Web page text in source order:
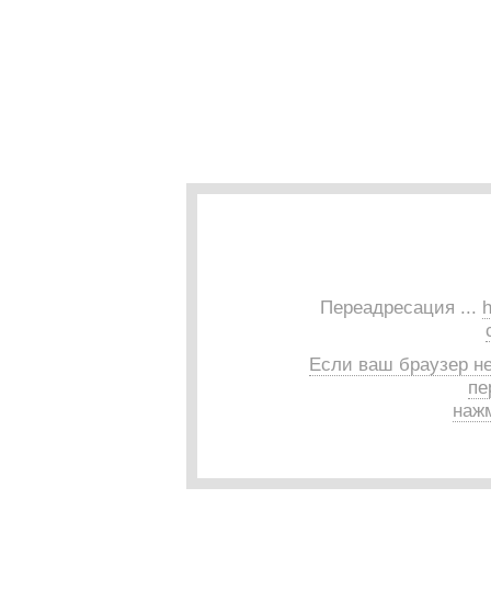
Переадресация ...
Если ваш браузер